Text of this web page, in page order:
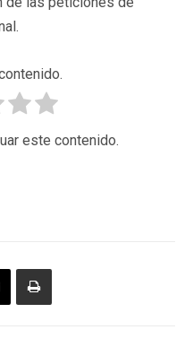
este contenido.